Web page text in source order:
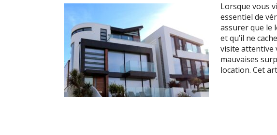
Lorsque vous
essentiel de
assurer que le
et qu’il ne
visite attentive
mauvaises
location. Cet